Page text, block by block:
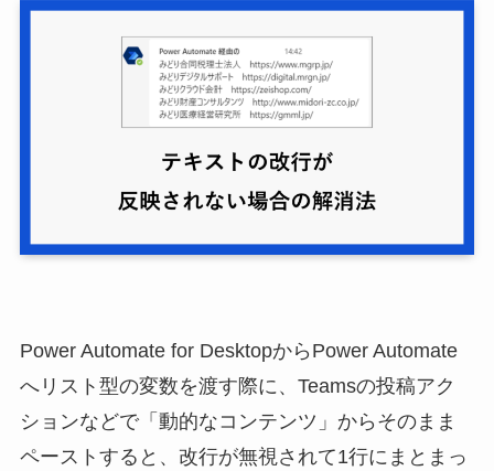
Power Automate for DesktopからPower Automate
へリスト型の変数を渡す際に、Teamsの投稿アク
ションなどで「動的なコンテンツ」からそのまま
ペーストすると、改行が無視されて1行にまとまっ